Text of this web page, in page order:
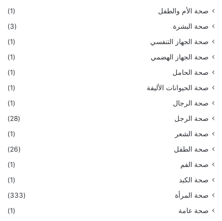
صحة الأم والطفل
(1)
صحة البشرة
(3)
صحة الجهاز التنفسي
(1)
صحة الجهاز الهضمي
(1)
صحة الحامل
(1)
صحة الحيوانات الأليفة
(1)
صحة الرجال
(1)
صحة الرجل
(28)
صحة الشعر
(1)
صحة الطفل
(26)
صحة الفم
(1)
صحة الكبد
(1)
صحة المرأة
(333)
صحة عامة
(1)